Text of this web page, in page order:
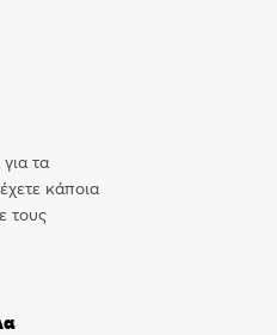
τα
κάποια
τους